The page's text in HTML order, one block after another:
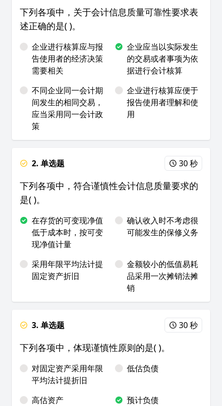
下列各项中，关于会计信息质量可靠性要求表
述正确的是( )。
企业进行核算应与报
告使用者的经济决策
需要相关
企业应当以实际发生
的交易或者事项为依
据进行会计核算
不同企业同一会计期
间发生的相同交易，
应当采用同一会计政
策
企业进行核算应便于
报告使用者理解和使
用
2. 单选题 30 秒
下列各项中，符合谨慎性会计信息质量要求的
是( )。
在存货的可变现净值
低于成本时，按可变
现净值计量
确认收入时不考虑很
可能发生的保修义务
采用年限平均法计提
固定资产折旧
金额较小的低值易耗
品采用一次摊销法摊
销
3. 单选题 30 秒
下列各项中，体现谨慎性原则的是( )。
对固定资产采用年限
平均法计提折旧
低估负债
高估资产 预计负债